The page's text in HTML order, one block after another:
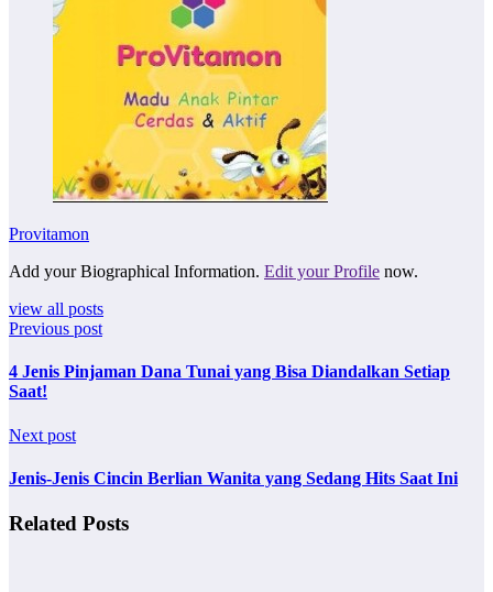
Provitamon
Add your Biographical Information. Edit your Profile now.
view all posts
Previous post
4 Jenis Pinjaman Dana Tunai yang Bisa Diandalkan Setiap
Saat!
Next post
Jenis-Jenis Cincin Berlian Wanita yang Sedang Hits Saat Ini
Related Posts